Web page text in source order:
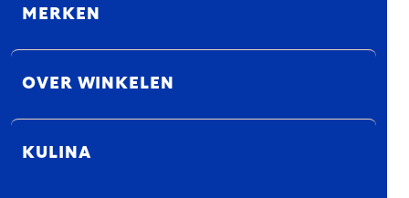
MERKEN
OVER WINKELEN
KULINA